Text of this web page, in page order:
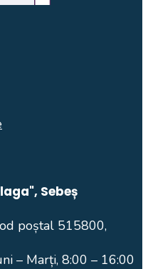
Sebeș
poștal 515800,
– Marți, 8:00 – 16:00